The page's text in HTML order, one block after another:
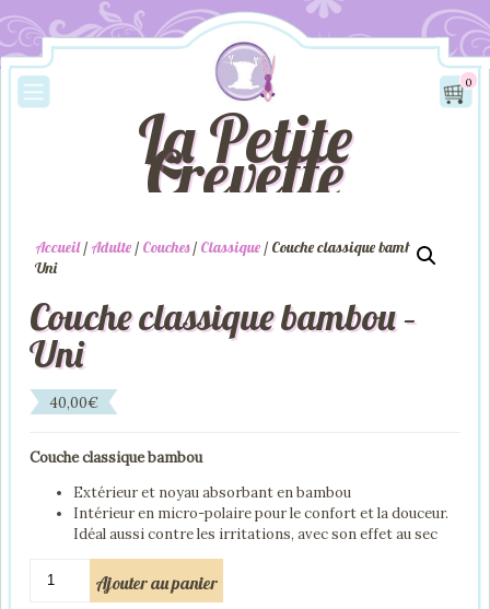
La Petite
Crevette
0
Accueil/ Adulte / Couches/ Classique / Couche classique bambou –
Uni
Couche classique bambou –
Uni
40,00€
Couche classique bambou
Extérieur et noyau absorbant en bambou
Intérieur en micro-polaire pour le confort et la douceur.
Idéal aussi contre les irritations, avec son effet au sec
Ajouter au panier